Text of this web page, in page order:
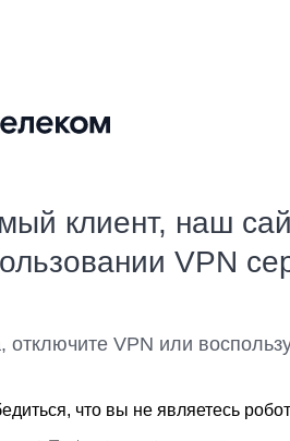
клиент, наш
VPN
отключите VPN или
что вы не являетесь